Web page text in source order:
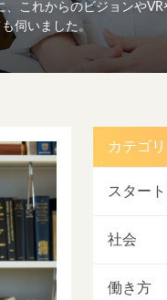
これからのビジョンや
伺いました。
カテゴリ
スター
社会
働き方